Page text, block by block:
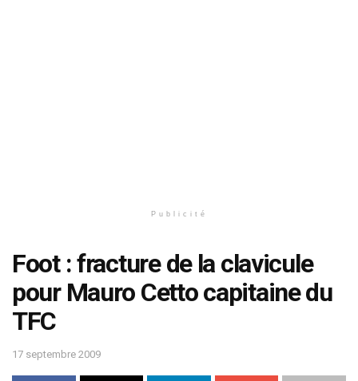
Publicité
Foot : fracture de la clavicule
pour Mauro Cetto capitaine du
TFC
17 septembre 2009